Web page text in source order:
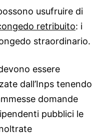
usufruire di
retribuito: i
straordinario.
essere
dall’Inps tenendo
domande
pubblici le